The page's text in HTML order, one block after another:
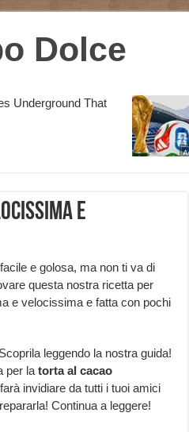
e
e golosa, ma non ti va di
questa nostra ricetta per
e velocissima e fatta con pochi
leggendo la nostra guida!
per latorta al cacao
invidiare da tutti i tuoi amici
Continua a leggere!